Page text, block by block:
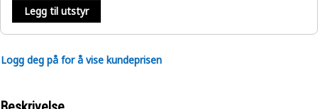
Legg til utstyr
Logg deg på for å vise kundeprisen